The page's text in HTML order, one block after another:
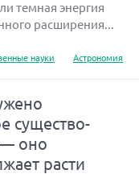
темная энергия
расширения...
науки Астрономия
существо-
оно
расти